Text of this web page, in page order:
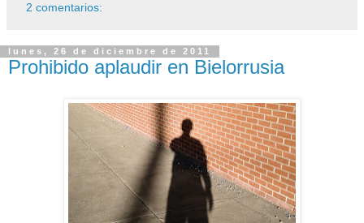
2 comentarios:
lunes, 26 de diciembre de 2011
Prohibido aplaudir en Bielorrusia